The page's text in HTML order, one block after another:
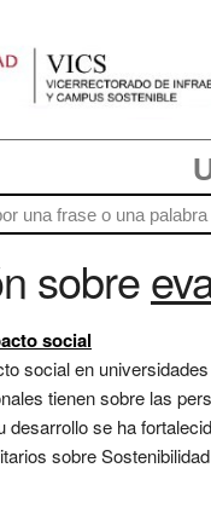
sobre
social
social en
tienen sobre las
desarrollo se ha
sobre